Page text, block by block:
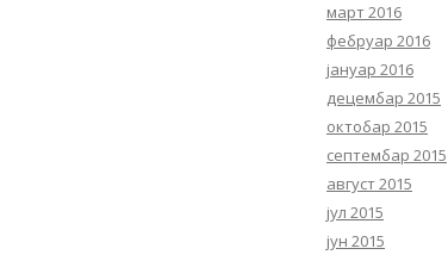
март 2016
фебруар 2016
јануар 2016
децембар 2015
октобар 2015
септембар 2015
август 2015
јул 2015
јун 2015